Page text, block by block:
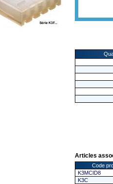
Articles
Code
K3MCID8
K3C